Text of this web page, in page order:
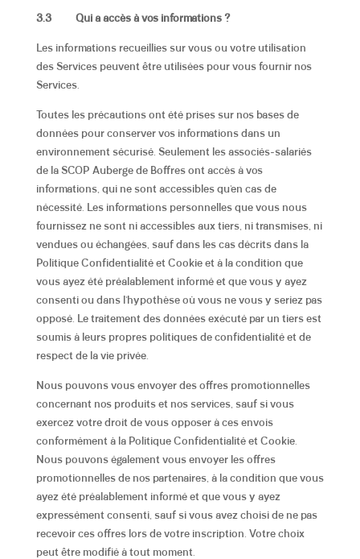
3.3 Qui a accès à vos informations ?
Les informations recueillies sur vous ou votre utilisation
des Services peuvent être utilisées pour vous fournir nos
Services.
Toutes les précautions ont été prises sur nos bases de
données pour conserver vos informations dans un
environnement sécurisé. Seulement les associés-salariés
de la SCOP Auberge de Boffres ont accès à vos
informations, qui ne sont accessibles qu’en cas de
nécessité. Les informations personnelles que vous nous
fournissez ne sont ni accessibles aux tiers, ni transmises, ni
vendues ou échangées, sauf dans les cas décrits dans la
Politique Confidentialité et Cookie et à la condition que
vous ayez été préalablement informé et que vous y ayez
consenti ou dans l’hypothèse où vous ne vous y seriez pas
opposé. Le traitement des données exécuté par un tiers est
soumis à leurs propres politiques de confidentialité et de
respect de la vie privée.
Nous pouvons vous envoyer desoffres promotionnelles
concernant nos produits et nos services, sauf si vous
exercez votre droit de vous opposer à ces envois
conformément à la Politique Confidentialité et Cookie.
Nous pouvons également vous envoyer les offres
promotionnelles de nos partenaires, à la condition que vous
ayez été préalablement informé et que vous y ayez
expressément consenti, sauf si vous avez choisi de ne pas
recevoir ces offres lors de votre inscription. Votre choix
peut être modifié à tout moment.